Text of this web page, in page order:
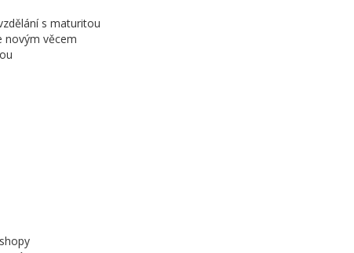
s maturitou
novým věcem